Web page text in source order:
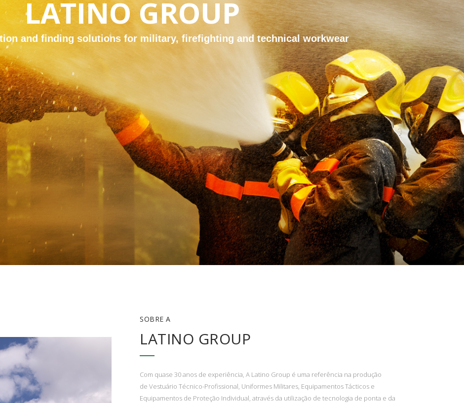
LATINO GROUP
and finding solutions for military, firefighting and technical workwear
SOBRE A
LATINO GROUP
Com quase 30 anos de experiência, A Latino Group é uma referência na produção
de Vestuário Técnico-Profissional, Uniformes Militares, Equipamentos Tácticos e
Equipamentos de Proteção Individual, através da utilização de tecnologia de ponta e da